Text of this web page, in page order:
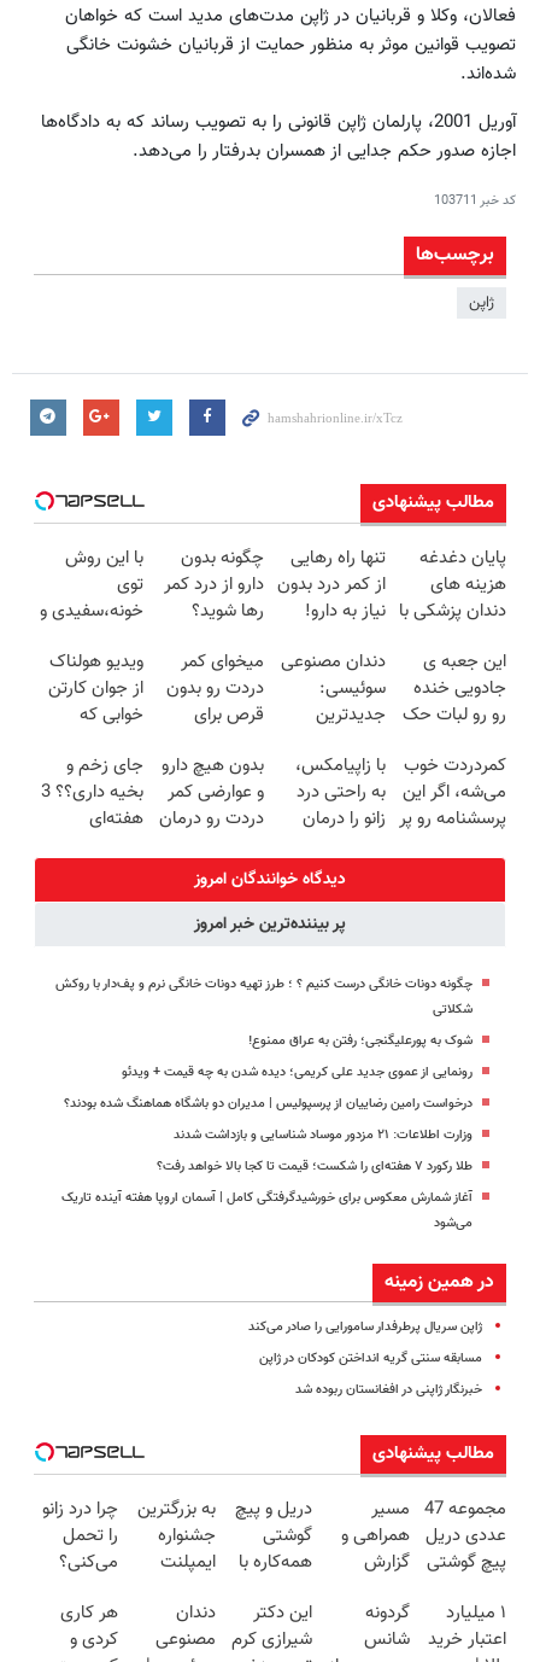
فعالان، وکلا و قربانیان در ژاپن مدت‌های مدید است که خواهان
تصویب قوانین موثر به منظور حمایت از قربانیان خشونت خانگی
شده‌اند.
آوریل 2001، پارلمان ژاپن قانونی را به تصویب رساند که به دادگاه‌ها
اجازه صدور حکم جدایی از همسران بدرفتار را می‌دهد.
کد خبر 103711
برچسب‌ها
ژاپن
مطالب پیشنهادی
پایان دغدغه
هزینه های
دندان پزشکی با
کننده خانگی
تنها راه رهایی
از کمر درد بدون
نیاز به دارو!
چگونه بدون
دارو از درد کمر
رها شوید؟
رو پرکن)
با این روش
توی
خونه،سفیدی و
برگردون
(40%off)
این جعبه ی
جادویی خنده
رو رو لبات حک
خرید40%تخفیف
دندان مصنوعی
سوئیسی:
جدیدترین
سبک و مقاوم |
پرداخت قسطی
میخوای کمر
دردت رو بدون
قرص برای
کنی؟
(◂پرسش‌نامه
رو پر کن)
ویدیو هولناک
از جوان کارتن
خوابی که
آموزش رایگان
کمردردت خوب
می‌شه، اگر این
پرسشنامه رو پر
با زاپیامکس،
به راحتی درد
زانو را درمان
بدون هیچ دارو
و عوارضی کمر
دردت رو درمان
(پرسش‌نامه)
جای زخم و
بخیه داری؟؟ 3
هفته‌ای
دیدگاه خوانندگان امروز
پر بیننده‌ترین خبر امروز
چگونه دونات خانگی درست کنیم ؟ ؛ طرز تهیه دونات خانگی نرم و پف‌دار با روکش
شکلاتی
شوک به پورعلیگنجی؛ رفتن به عراق ممنوع!
رونمایی از عموی جدید علی کریمی؛ دیده شدن به چه قیمت + ویدئو
درخواست رامین رضاییان از پرسپولیس | مدیران دو باشگاه هماهنگ شده بودند؟
وزارت اطلاعات: ۲۱ مزدور موساد شناسایی و بازداشت شدند
طلا رکورد ۷ هفته‌ای را شکست؛ قیمت تا کجا بالا خواهد رفت؟
آغاز شمارش معکوس برای خورشیدگرفتگی کامل | آسمان اروپا هفته آینده تاریک
می‌شود
در همین زمینه
ژاپن سریال پرطرفدار سامورایی را صادر می‌کند
مسابقه سنتی گریه انداختن کودکان در ژاپن
خبرنگار ژاپنی در افغانستان ربوده شد
مطالب پیشنهادی
مجموعه 47
عددی دریل
پیچ گوشتی
(تخفیف به
مدت
مسیر
همراهی و
گزارش
گروه اسنپ
در ۱۴۰۴
دریل و پیچ
گوشتی
همه‌کاره با
هوشمند ⚙️
(نصف
به بزرگترین
جشنواره
ایمپلنت
بزنید ! |
فقط ۲۵
چرا درد زانو
را تحمل
می‌کنی؟
درمنزل
درمانش کن
۱ میلیارد
اعتبار خرید
گردونه
شانس
این دکتر
شیرازی کرم
دندان
مصنوعی
هر کاری
کردی و